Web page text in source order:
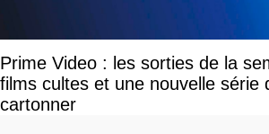
Prime Video : les sorties de la
films cultes et une nouvelle série
cartonner